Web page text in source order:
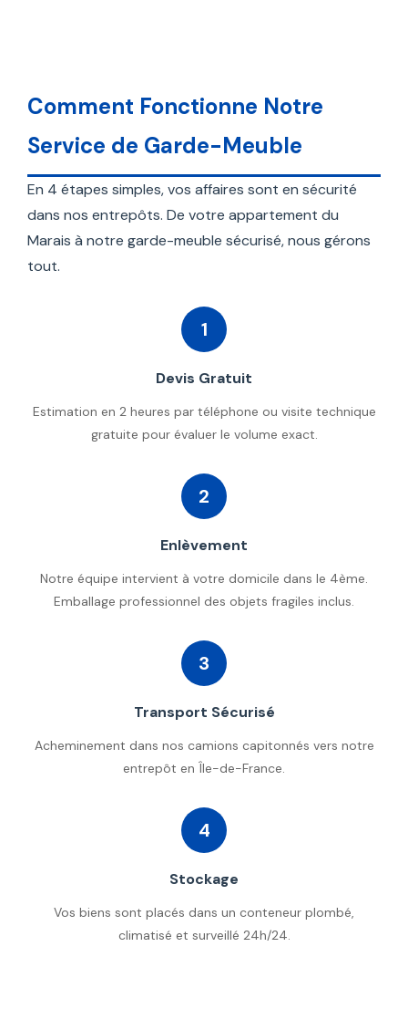
Comment Fonctionne Notre
Service de Garde-Meuble
En 4 étapes simples, vos affaires sont en sécurité
dans nos entrepôts. De votre appartement du
Marais à notre garde-meuble sécurisé, nous gérons
tout.
1
Devis Gratuit
Estimation en 2 heures par téléphone ou visite technique
gratuite pour évaluer le volume exact.
2
Enlèvement
Notre équipe intervient à votre domicile dans le 4ème.
Emballage professionnel des objets fragiles inclus.
3
Transport Sécurisé
Acheminement dans nos camions capitonnés vers notre
entrepôt en Île-de-France.
4
Stockage
Vos biens sont placés dans un conteneur plombé,
climatisé et surveillé 24h/24.